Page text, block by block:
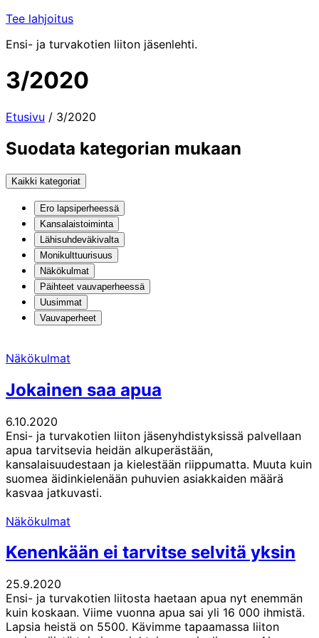
Tee lahjoitus
Ensi- ja turvakotien liiton jäsenlehti.
3/2020
Etusivu / 3/2020
Suodata kategorian mukaan
Kaikki kategoriat
Ero lapsiperheessä
Kansalaistoiminta
Lähisuhdeväkivalta
Monikulttuurisuus
Näkökulmat
Päihteet vauvaperheessä
Uusimmat
Vauvaperheet
Näkökulmat
Jokainen saa apua
6.10.2020
Ensi- ja turvakotien liiton jäsenyhdistyksissä palvellaan
apua tarvitsevia heidän alkuperästään,
kansalaisuudestaan ja kielestään riippumatta. Muuta kuin
suomea äidinkielenään puhuvien asiakkaiden määrä
kasvaa jatkuvasti.
Näkökulmat
Kenenkään ei tarvitse selvitä yksin
25.9.2020
Ensi- ja turvakotien liitosta haetaan apua nyt enemmän
kuin koskaan. Viime vuonna apua sai yli 16 000 ihmistä.
Lapsia heistä on 5500. Kävimme tapaamassa liiton